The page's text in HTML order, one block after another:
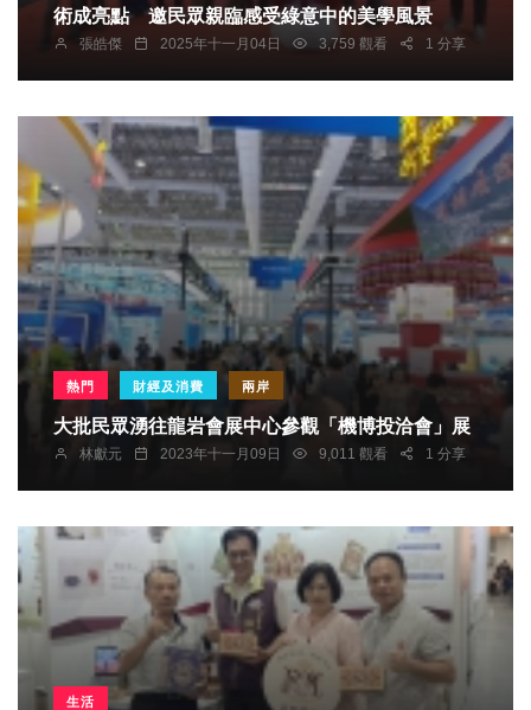
術成亮點 邀民眾親臨感受綠意中的美學風景
張皓傑 2025年十一月04日 3,759 觀看 1 分享
熱門 財經及消費 兩岸
大批民眾湧往龍岩會展中心參觀「機博投洽會」展
林獻元 2023年十一月09日 9,011 觀看 1 分享
生活